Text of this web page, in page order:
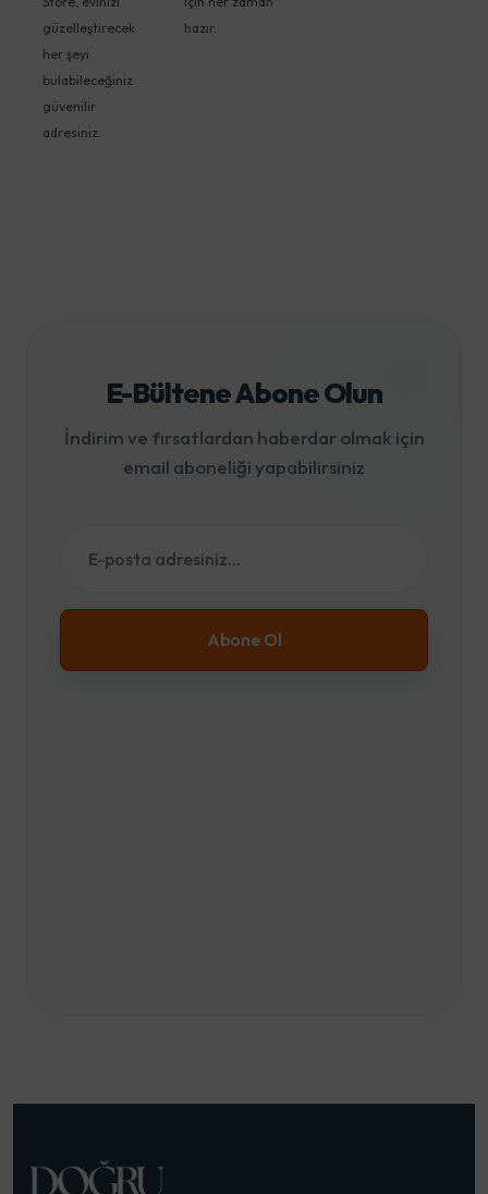
güzelleştirecek
her şeyi
bulabileceğiniz
güvenilir
adresiniz.
hazır.
E-Bültene Abone Olun
İndirim ve fırsatlardan haberdar olmak için
email aboneliği yapabilirsiniz
Abone Ol